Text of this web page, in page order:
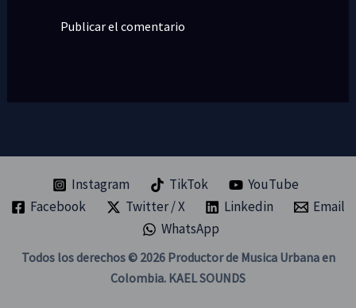
Instagram TikTok
YouTube
Facebook
Twitter / X Linkedin
Email
WhatsApp
Todos los derechos © 2026 Productor de Musica Urbana en
Colombia. KAEL SOUNDS